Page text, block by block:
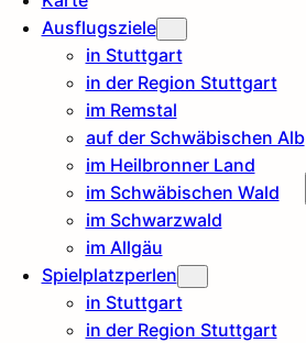
Ausflugsziele
in Stuttgart
in der Region Stuttgart
im Remstal
auf der Schwäbischen Alb
im Heilbronner Land
im Schwäbischen Wald
im Schwarzwald
im Allgäu
Spielplatzperlen
in Stuttgart
in der Region Stuttgart